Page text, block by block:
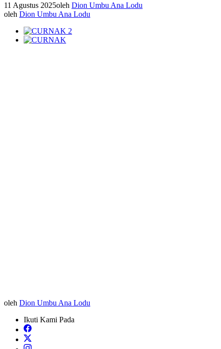
11 Agustus 2025oleh Dion Umbu Ana Lodu
oleh Dion Umbu Ana Lodu
oleh Dion Umbu Ana Lodu
Ikuti Kami Pada